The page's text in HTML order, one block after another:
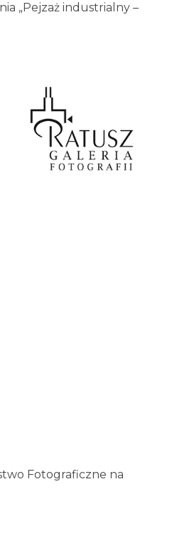
„Pejzaż industrialny –
Fotograficzne na